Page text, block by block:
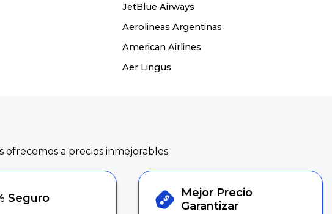
JetBlue Airways
Aerolineas Argentinas
American Airlines
Aer Lingus
ofrecemos a precios inmejorables.
Seguro
Mejor Precio
Garantizar